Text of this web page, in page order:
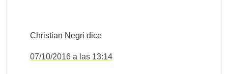
Christian Negri dice
07/10/2016 a las 13:14